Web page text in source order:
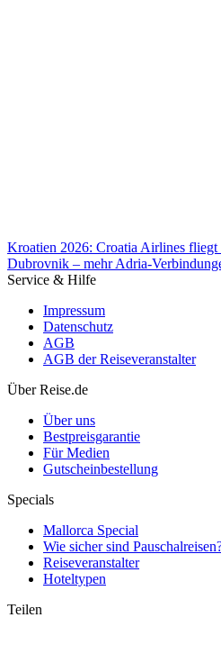
Dubrovnik – mehr Adria-
Kroatien 2026: Croatia Airlines fliegt
Dubrovnik – mehr Adria-
Service & Hilfe
Impressum
Datenschutz
AGB
AGB der Reiseveranstalter
Über Reise.de
Über uns
Bestpreisgarantie
Für Medien
Gutscheinbestellung
Specials
Mallorca Special
Wie sicher sind
Reiseveranstalter
Hoteltypen
Teilen